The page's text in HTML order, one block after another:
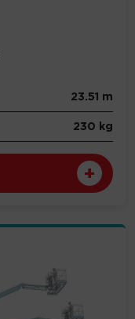
23.51 m
230 kg